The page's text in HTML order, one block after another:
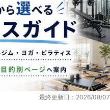
最終更新日：2026/08/07